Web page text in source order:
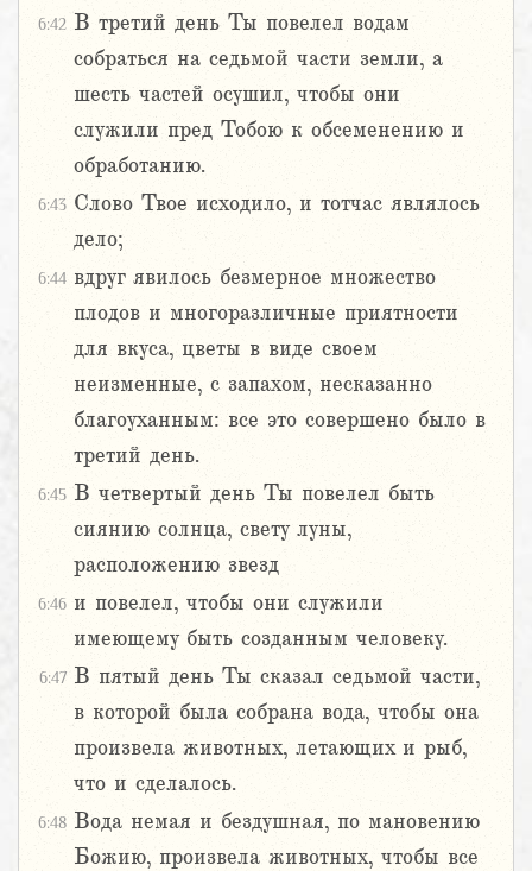
6:42 В третий день Ты повелел водам
собраться на седьмой части земли, а
шесть частей осушил, чтобы они
служили пред Тобою к обсеменению и
обработанию.
6:43 Слово Твое исходило, и тотчас являлось
дело;
6:44 вдруг явилось безмерное множество
плодов и многоразличные приятности
для вкуса, цветы в виде своем
неизменные, с запахом, несказанно
благоуханным: все это совершено было в
третий день.
6:45 В четвертый день Ты повелел быть
сиянию солнца, свету луны,
расположению звезд
6:46 и повелел, чтобы они служили
имеющему быть созданным человеку.
6:47 В пятый день Ты сказал седьмой части,
в которой была собрана вода, чтобы она
произвела животных, летающих и рыб,
что и сделалось.
6:48 Вода немая и бездушная, по мановению
Божию, произвела животных, чтобы все